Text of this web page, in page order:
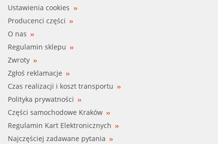
Ustawienia cookies
Producenci części
O nas
Regulamin sklepu
Zwroty
Zgłoś reklamacje
Czas realizacji i koszt transportu
Polityka prywatności
Części samochodowe Kraków
Regulamin Kart Elektronicznych
Najczęściej zadawane pytania